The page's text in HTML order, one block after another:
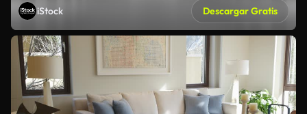
iStock Descargar Gratis